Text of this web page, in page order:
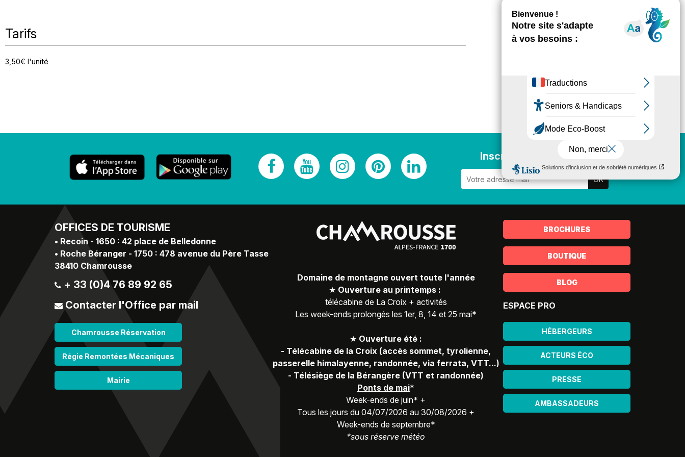
Tarifs
3,50€ l'unité
Inscription newsletter
OFFICES DE TOURISME
• Recoin - 1650 : 42 place de Belledonne
• Roche Béranger - 1750 : 478 avenue du Père Tasse
38410 Chamrousse
+ 33 (0)4 76 89 92 65
Contacter l'Office par mail
Chamrousse Réservation
Régie Remontées Mécaniques
Mairie
Domaine de montagne ouvert toute l'année
★ Ouverture au printemps :
télécabine de La Croix + activités
Les week-ends prolongés les 1er, 8, 14 et 25 mai*
★ Ouverture été :
- Télécabine de la Croix (accès sommet, tyrolienne,
passerelle himalayenne, randonnée, via ferrata, VTT...)
- Télésiège de la Bérangère (VTT et randonnée)
Ponts de mai*
Week-ends de juin* +
Tous les jours du 04/07/2026 au 30/08/2026 +
Week-ends de septembre*
*sous réserve météo
BROCHURES
BOUTIQUE
BLOG
ESPACE PRO
HÉBERGEURS
ACTEURS ÉCO
PRESSE
AMBASSADEURS